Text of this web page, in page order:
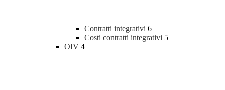
Contratti integrativi 6
Costi contratti integrativi 5
OIV 4